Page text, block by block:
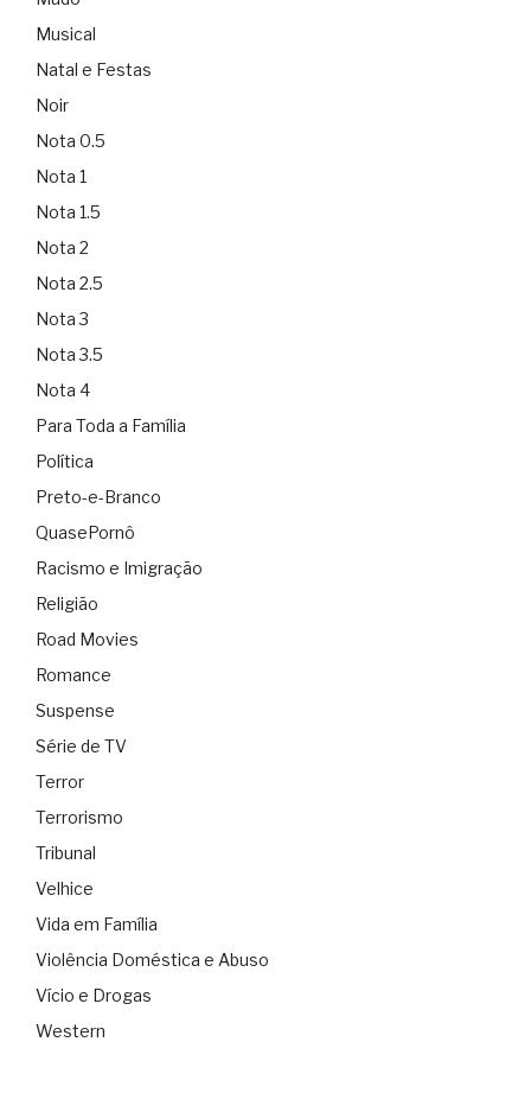
Musical
Natal e Festas
Noir
Nota 0.5
Nota 1
Nota 1.5
Nota 2
Nota 2.5
Nota 3
Nota 3.5
Nota 4
Para Toda a Família
Política
Preto-e-Branco
QuasePornô
Racismo e Imigração
Religião
Road Movies
Romance
Suspense
Série de TV
Terror
Terrorismo
Tribunal
Velhice
Vida em Família
Violência Doméstica e Abuso
Vício e Drogas
Western